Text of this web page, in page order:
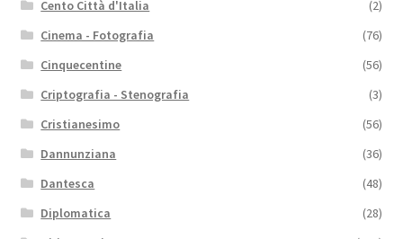
Cento Città d'Italia
(2)
Cinema - Fotografia
(76)
Cinquecentine
(56)
Criptografia - Stenografia
(3)
Cristianesimo
(56)
Dannunziana
(36)
Dantesca
(48)
Diplomatica
(28)